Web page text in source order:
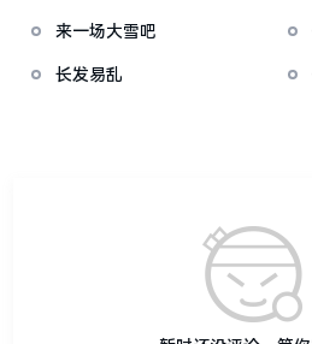
来一场大雪吧
长发易乱